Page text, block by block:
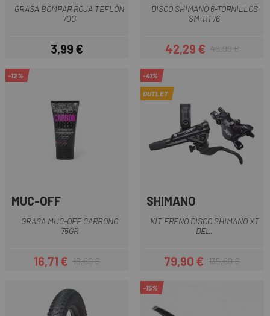
GRASA BOMPAR ROJA TEFLÓN
70G
Precio
3,99 €
DISCO SHIMANO 6-TORNILLOS
SM-RT76
Precio
42,29 €Precio regular
46,99 €
-12%
MUC-OFF
GRASA MUC-OFF CARBONO
75GR
Precio
16,71 €Precio regular
18,99 €
-41%
OUTLET
SHIMANO
KIT FRENO DISCO SHIMANO XT
DEL.
Precio
79,90 €Precio regular
135,99 €
-15%